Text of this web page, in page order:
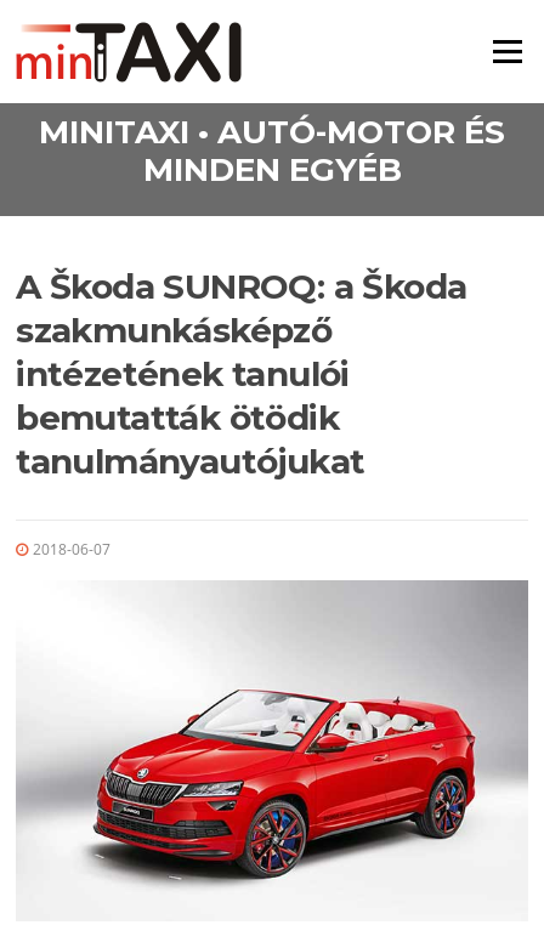
Menü
MINITAXI • AUTÓ-MOTOR ÉS
MINDEN EGYÉB
A Škoda SUNROQ: a Škoda
szakmunkásképző
intézetének tanulói
bemutatták ötödik
tanulmányautójukat
2018-06-07